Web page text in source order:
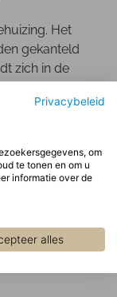
Privacybeleid
om
te tonen en om u
informatie over de
alles
Het
gekanteld
zich in de
inclusief